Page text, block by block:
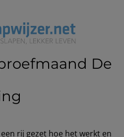
De
rij gezet hoe het werkt en